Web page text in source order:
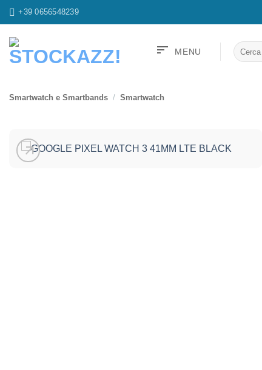
Salta
ai
contenuti
+39 0656548239
sort MENU
Cerca:
Smartwatch e Smartbands / Smartwatch
arrow_outward